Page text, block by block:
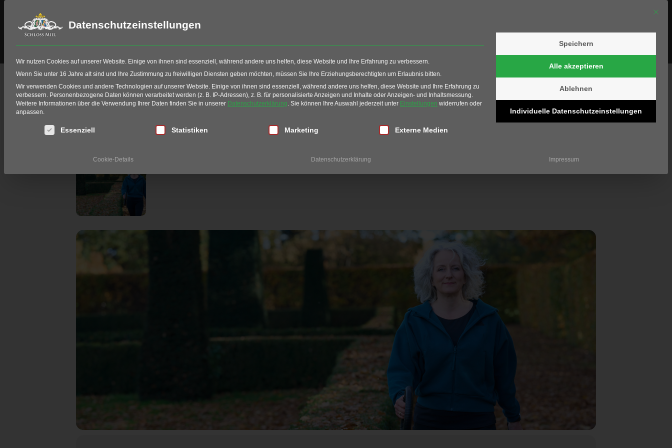
HIO Fitting Schloss Miel Golf Events Restaurant Golfschule Kontakt
JULI, 2026
RÜCKEN BALANCE KURS
Mit
Datenschutzeinstellungen
Wir nutzen Cookies auf unserer Website. Einige von ihnen sind essenziell, während andere uns helfen, diese Website und Ihre Erfahrung zu verbessern.
Wenn Sie unter 16 Jahre alt sind und Ihre Zustimmung zu freiwilligen Diensten geben möchten, müssen Sie Ihre Erziehungsberechtigten um Erlaubnis bitten.
Wir verwenden Cookies und andere Technologien auf unserer Website. Einige von ihnen sind essenziell, während andere uns helfen, diese Website und Ihre Erfahrung zu
verbessern. Personenbezogene Daten können verarbeitet werden (z. B. IP-Adressen), z. B. für personalisierte Anzeigen und Inhalte oder Anzeigen- und Inhaltsmessung.
Weitere Informationen über die Verwendung Ihrer Daten finden Sie in unserer Datenschutzerklärung. Sie können Ihre Auswahl jederzeit unter Einstellungen widerrufen oder
anpassen.
Es folgt eine Liste der Service-Gruppen, für die eine Einwilligung erteilt werden kann. Die erste Service-Gruppe ist essenziell und kann nicht abgewählt werden.
Essenziell Statistiken Marketing Externe Medien
Speichern
Alle akzeptieren
Ablehnen
Individuelle Datenschutzeinstellungen
Cookie-Details Datenschutzerklärung Impressum